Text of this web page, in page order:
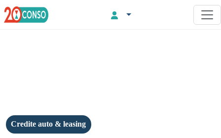
Credite auto & leasing